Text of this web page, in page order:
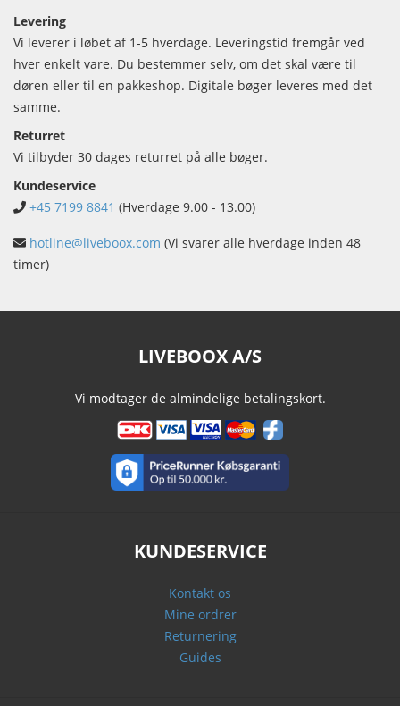
Levering
Vi leverer i løbet af 1-5 hverdage. Leveringstid fremgår ved
hver enkelt vare. Du bestemmer selv, om det skal være til
døren eller til en pakkeshop. Digitale bøger leveres med det
samme.
Returret
Vi tilbyder 30 dages returret på alle bøger.
Kundeservice
+45 7199 8841 (Hverdage 9.00 - 13.00)
hotline@liveboox.com (Vi svarer alle hverdage inden 48
timer)
LIVEBOOX A/S
Vi modtager de almindelige betalingskort.
KUNDESERVICE
Kontakt os
Mine ordrer
Returnering
Guides